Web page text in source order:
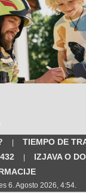
|
TIEMPO DE
|
IZJAVA O
6. Agosto 2026, 4:54.